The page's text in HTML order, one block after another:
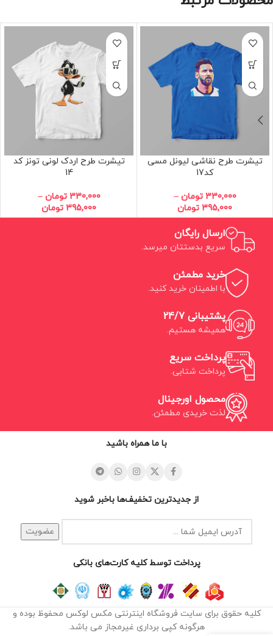
تیشرت طرح نقاشی لیونل مسی
کد17
330,000 تومان –
395,000 تومان
تیشرت طرح اردک لونی تونز کد
14
330,000 تومان –
395,000 تومان
ارسال رایگان
سریع بدستتان میرسد.
خرید مطمئن
با اطمینان خرید کنید.
پشتیبانی 24/7
همیشه هستیم.
پرداخت سریع
پرداخت شتابی.
محصول اورجینال
لذت خریدی مطمئن.
با ما همراه باشید
از جدیدترین تخفیف‌ها باخبر شوید
پرداخت توسط کلیه کارت‌های بانکی
کلیه حقوق برای سایت فروشگاه اینترنتی مکس لوکس محفوظ بوده و
هرگونه کپی برداری غیرمجاز می باشد.